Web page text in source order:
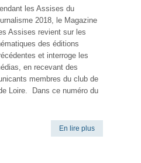
les Assises du
2018, le Magazine
Assises revient sur les
des éditions
et interroge les
en recevant des
membres du club de
Loire. Dans ce numéro du
En lire plus